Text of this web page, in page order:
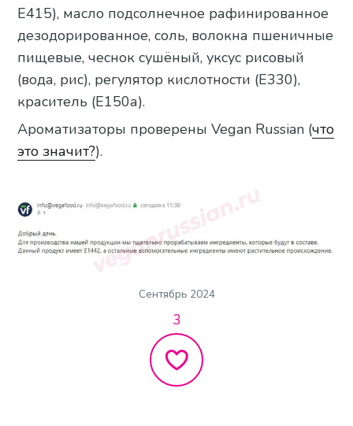
Е415), масло подсолнечное рафинированное
дезодорированное, соль, волокна пшеничные
пищевые, чеснок сушёный, уксус рисовый
(вода, рис), регулятор кислотности (Е330),
краситель (Е150а).
Ароматизаторы проверены Vegan Russian (что
это значит?).
Сентябрь 2024
3